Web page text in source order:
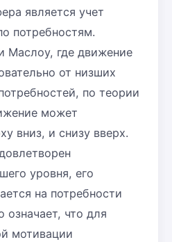
является учет
потребностям.
Маслоу, где движение
от низших
по теории
может
вниз, и снизу вверх.
уровня, его
на потребности
означает, что для
мотивации